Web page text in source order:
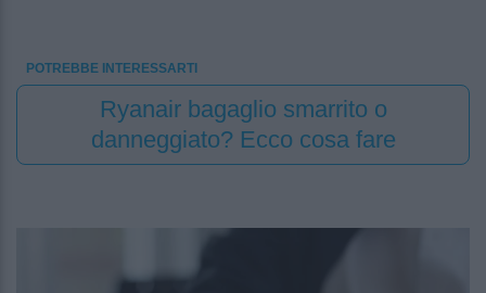
POTREBBE INTERESSARTI
Ryanair bagaglio smarrito o
danneggiato? Ecco cosa fare